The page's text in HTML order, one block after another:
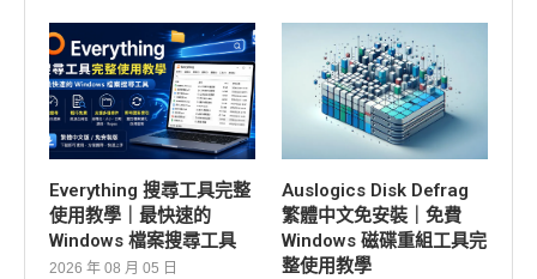
Everything 搜尋工具完整
使用教學｜最快速的
Windows 檔案搜尋工具
2026 年 08 月 05 日
Auslogics Disk Defrag
繁體中文免安裝｜免費
Windows 磁碟重組工具完
整使用教學